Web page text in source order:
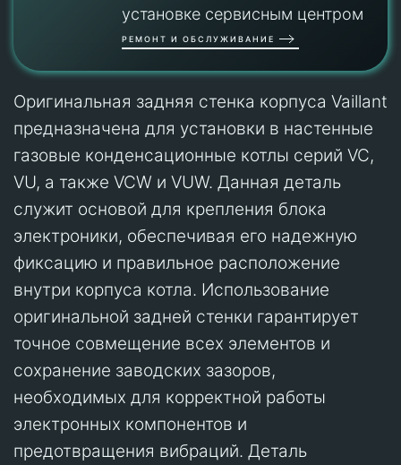
установке сервисным центром
РЕМОНТ И ОБСЛУЖИВАНИЕ
Оригинальная задняя стенка корпуса Vaillant
предназначена для установки в настенные
газовые конденсационные котлы серий VC,
VU, а также VCW и VUW. Данная деталь
служит основой для крепления блока
электроники, обеспечивая его надежную
фиксацию и правильное расположение
внутри корпуса котла. Использование
оригинальной задней стенки гарантирует
точное совмещение всех элементов и
сохранение заводских зазоров,
необходимых для корректной работы
электронных компонентов и
предотвращения вибраций. Деталь